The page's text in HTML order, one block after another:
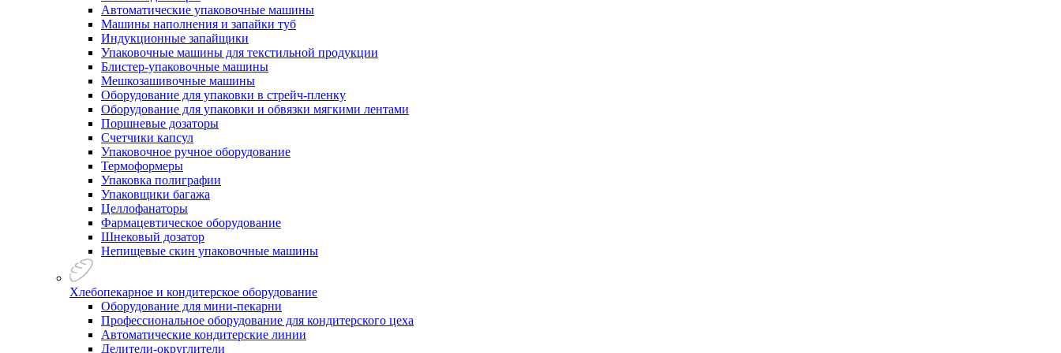
Автоматические упаковочные машины
Машины наполнения и запайки туб
Индукционные запайщики
Упаковочные машины для текстильной продукции
Блистер-упаковочные машины
Мешкозашивочные машины
Оборудование для упаковки в стрейч-пленку
Оборудование для упаковки и обвязки мягкими лентами
Поршневые дозаторы
Счетчики капсул
Упаковочное ручное оборудование
Термоформеры
Упаковка полиграфии
Упаковщики багажа
Целлофанаторы
Фармацевтическое оборудование
Шнековый дозатор
Непищевые скин упаковочные машины
Хлебопекарное и кондитерское оборудование
Оборудование для мини-пекарни
Профессиональное оборудование для кондитерского цеха
Автоматические кондитерские линии
Делители-округлители